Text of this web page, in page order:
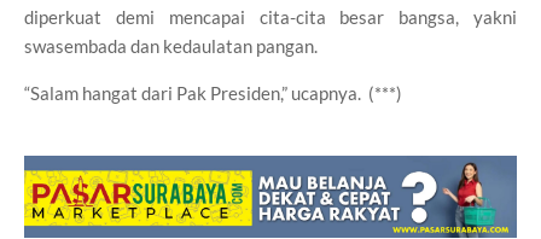
diperkuat demi mencapai cita-cita besar bangsa, yakni
swasembada dan kedaulatan pangan.
“Salam hangat dari Pak Presiden,” ucapnya. (***)